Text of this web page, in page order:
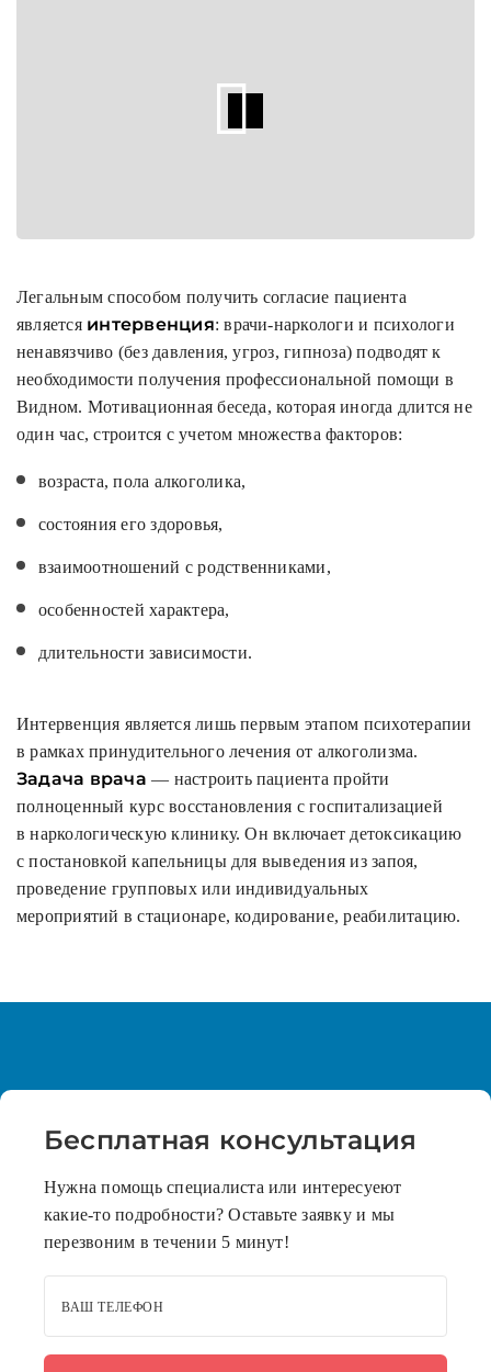
Легальным способом получить согласие пациента
является интервенция: врачи-наркологи и психологи
ненавязчиво (без давления, угроз, гипноза) подводят к
необходимости получения профессиональной помощи в
Видном. Мотивационная беседа, которая иногда длится не
один час, строится с учетом множества факторов:
возраста, пола алкоголика,
состояния его здоровья,
взаимоотношений с родственниками,
особенностей характера,
длительности зависимости.
Интервенция является лишь первым этапом психотерапии
в рамках принудительного лечения от алкоголизма.
Задача врача — настроить пациента пройти
полноценный курс восстановления с госпитализацией
в наркологическую клинику. Он включает детоксикацию
с постановкой капельницы для выведения из запоя,
проведение групповых или индивидуальных
мероприятий в стационаре, кодирование, реабилитацию.
Бесплатная консультация
Нужна помощь специалиста или интересуеют
какие-то подробности? Оставьте заявку и мы
перезвоним в течении 5 минут!
ВАШ ТЕЛЕФОН